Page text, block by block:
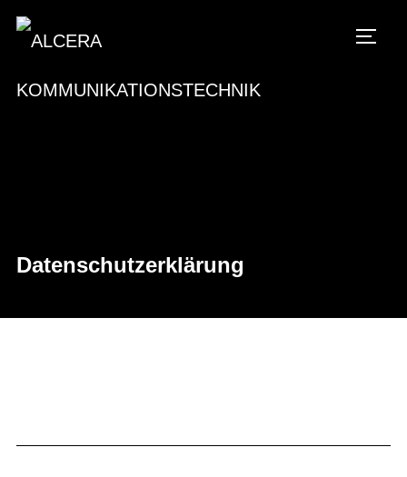
Datenschutzerklärung